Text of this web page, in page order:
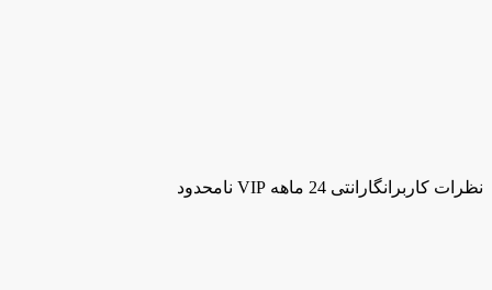
نظرات کاربرانگارانتی 24 ماهه VIP نامحدود